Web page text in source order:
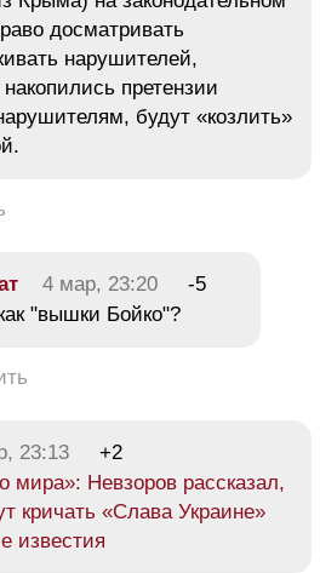
досматривать
нарушителей,
претензии
будут «козлить»
4 мар, 23:20
-5
"вышки Бойко"?
23:13
+2
мира»: Невзоров рассказал,
кричать «Слава Украине»
известия